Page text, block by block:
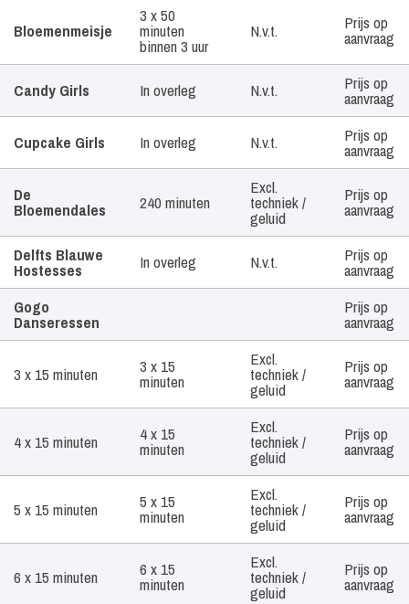
Boekingsvorm
Tijdsduur
Bloemenmeisje
3 x 50
minuten
binnen 3 uur
N.v.t. Prijs op
aanvraag
Candy Girls In overleg N.v.t. Prijs op
aanvraag
Cupcake Girls In overleg N.v.t. Prijs op
aanvraag
De
Bloemendales 240 minuten
Excl.
techniek /
geluid
Prijs op
aanvraag
Delfts Blauwe
Hostesses In overleg N.v.t. Prijs op
aanvraag
Gogo
Danseressen
Prijs op
aanvraag
3 x 15 minuten 3 x 15
minuten
Excl.
techniek /
geluid
Prijs op
aanvraag
4 x 15 minuten 4 x 15
minuten
Excl.
techniek /
geluid
Prijs op
aanvraag
5 x 15 minuten 5 x 15
minuten
Excl.
techniek /
geluid
Prijs op
aanvraag
6 x 15 minuten 6 x 15
minuten
Excl.
techniek /
geluid
Prijs op
aanvraag